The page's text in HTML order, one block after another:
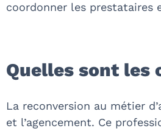
coordonner les prestataires
Quelles sont les
La reconversion au métier
et l’agencement. Ce